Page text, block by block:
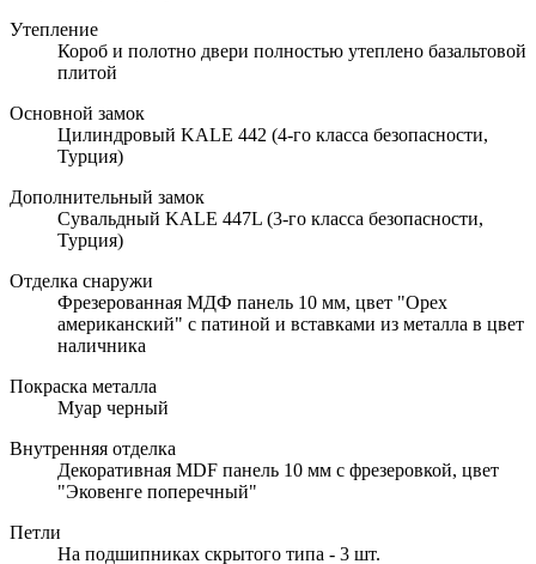
Утепление
Короб и полотно двери полностью утеплено базальтовой
плитой
Основной замок
Цилиндровый KALE 442 (4-го класса безопасности,
Турция)
Дополнительный замок
Сувальдный KALE 447L (3-го класса безопасности,
Турция)
Отделка снаружи
Фрезерованная МДФ панель 10 мм, цвет "Орех
американский" с патиной и вставками из металла в цвет
наличника
Покраска металла
Муар черный
Внутренняя отделка
Декоративная MDF панель 10 мм с фрезеровкой, цвет
"Эковенге поперечный"
Петли
На подшипниках скрытого типа - 3 шт.